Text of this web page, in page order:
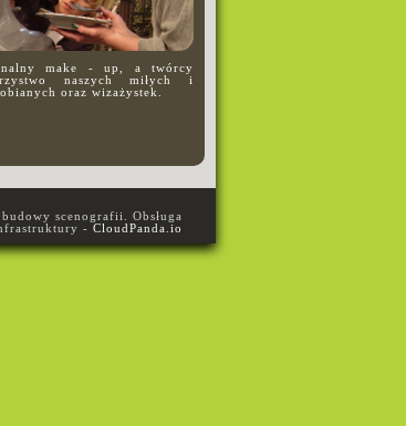
make - up, a twórcy
naszych miłych i
oraz wizażystek.
scenografii. Obsługa
- CloudPanda.io